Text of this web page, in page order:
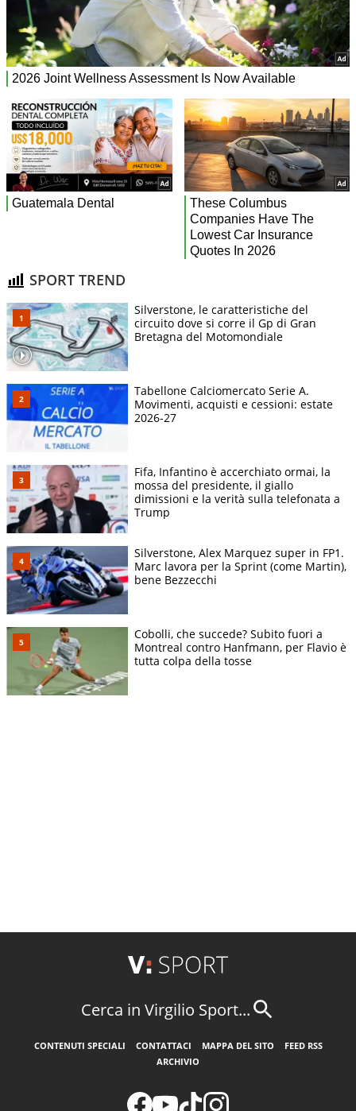
SPORT TREND
Silverstone, le caratteristiche del
circuito dove si corre il Gp di Gran
Bretagna del Motomondiale
Tabellone Calciomercato Serie A.
Movimenti, acquisti e cessioni: estate
2026-27
Fifa, Infantino è accerchiato ormai, la
mossa del presidente, il giallo
dimissioni e la verità sulla telefonata a
Trump
Silverstone, Alex Marquez super in FP1.
Marc lavora per la Sprint (come Martin),
bene Bezzecchi
Cobolli, che succede? Subito fuori a
Montreal contro Hanfmann, per Flavio è
tutta colpa della tosse
Cerca in Virgilio Sport...
CONTENUTI SPECIALI CONTATTACI MAPPA DEL SITO
FEED RSS
ARCHIVIO